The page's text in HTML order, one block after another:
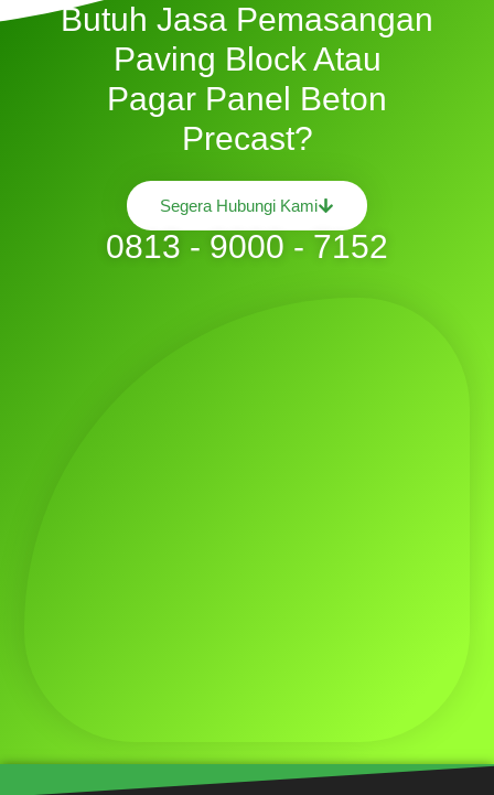
Butuh Jasa Pemasangan
Paving Block Atau
Pagar Panel Beton
Precast?
Segera Hubungi Kami
0813 - 9000 - 7152